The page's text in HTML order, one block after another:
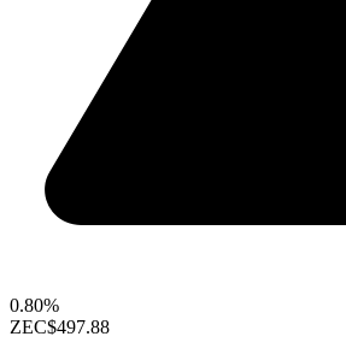
0.80%
ZEC$497.88